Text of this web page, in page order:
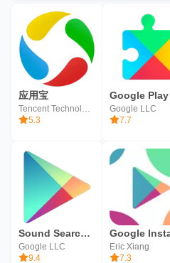
应用宝
Tencent Technology (Shenzhen) Company Ltd.
5.3
Google LLC
7.7
Sound Search for Google Play
Google LLC
9.4
Eric Xiang
7.3